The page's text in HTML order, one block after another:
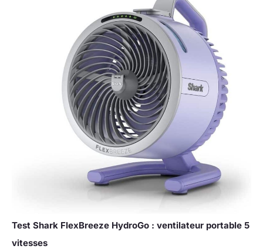
Test Shark FlexBreeze HydroGo : ventilateur portable 5
vitesses